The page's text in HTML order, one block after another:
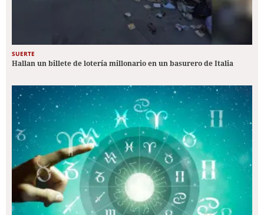
SUERTE
Hallan un billete de lotería millonario en un basurero de Italia